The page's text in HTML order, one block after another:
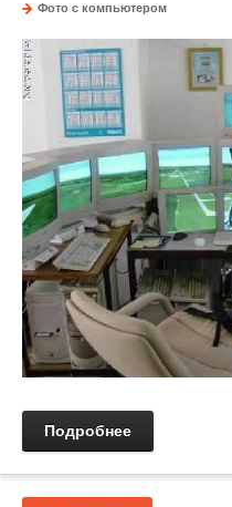
Фото с компьютером
Подробнее